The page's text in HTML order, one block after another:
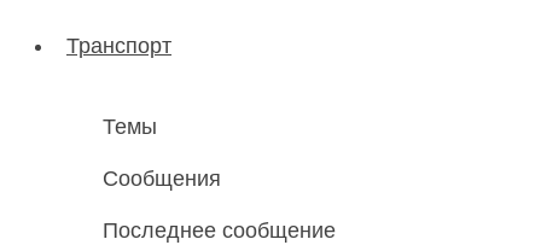
Транспорт
Темы
Сообщения
Последнее сообщение